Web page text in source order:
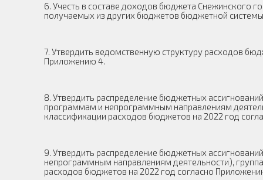
6. Учесть в составе доходов бюджета Снежинского
получаемых из других бюджетов бюджетной
7. Утвердить ведомственную структуру расходов
Приложению 4.
8. Утвердить распределение бюджетных
программам и непрограммным направлениям
классификации расходов бюджетов на 2022 год
9. Утвердить распределение бюджетных
непрограммным направлениям деятельности),
расходов бюджетов на 2022 год согласно